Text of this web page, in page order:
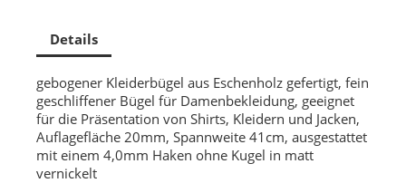
Details
gebogener Kleiderbügel aus Eschenholz gefertigt, fein
geschliffener Bügel für Damenbekleidung, geeignet
für die Präsentation von Shirts, Kleidern und Jacken,
Auflagefläche 20mm, Spannweite 41cm, ausgestattet
mit einem 4,0mm Haken ohne Kugel in matt
vernickelt